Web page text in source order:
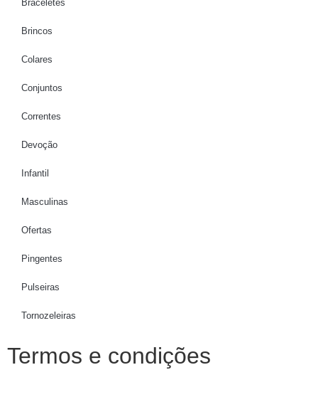
Braceletes
Brincos
Colares
Conjuntos
Correntes
Devoção
Infantil
Masculinas
Ofertas
Pingentes
Pulseiras
Tornozeleiras
Termos e condições